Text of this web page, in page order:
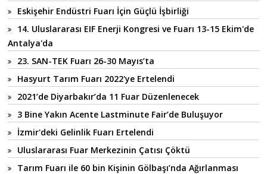
Eskişehir Endüstri Fuarı İçin Güçlü İşbirliği
14. Uluslararası EIF Enerji Kongresi ve Fuarı 13-15 Ekim'de
Antalya'da
23. SAN-TEK Fuarı 26-30 Mayıs’ta
Hasyurt Tarım Fuarı 2022'ye Ertelendi
2021’de Diyarbakır’da 11 Fuar Düzenlenecek
3 Bine Yakın Acente Lastminute Fair’de Buluşuyor
İzmir'deki Gelinlik Fuarı Ertelendi
Uluslararası Fuar Merkezinin Çatısı Çöktü
Tarım Fuarı ile 60 bin Kişinin Gölbaşı’nda Ağırlanması